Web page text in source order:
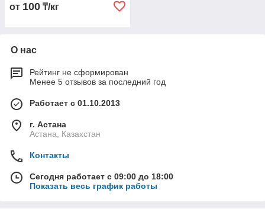
от 100 ₸/кг
О нас
Рейтинг не сформирован
Менее 5 отзывов за последний год
Работает с 01.10.2013
г. Астана
Астана, Казахстан
Контакты
Сегодня работает с 09:00 до 18:00
Показать весь график работы